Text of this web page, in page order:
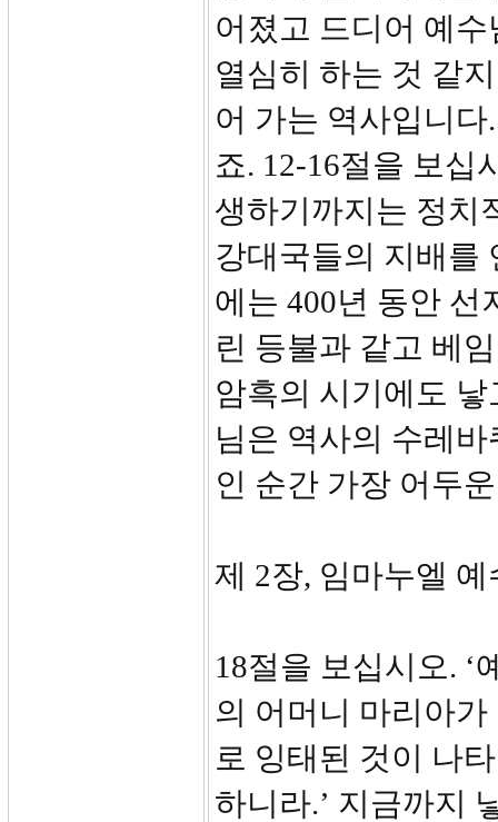
어졌고 드디어 예
열심히 하는 것 같
어 가는 역사입니
죠. 12-16절을 보십
생하기까지는 정치
강대국들의 지배를
에는 400년 동안 선
린 등불과 같고 베
암흑의 시기에도
님은 역사의 수레
인 순간 가장 어두
제 2장, 임마누엘 예
18절을 보십시오. ‘
의 어머니 마리아
로 잉태된 것이 나
하니라.’ 지금까지